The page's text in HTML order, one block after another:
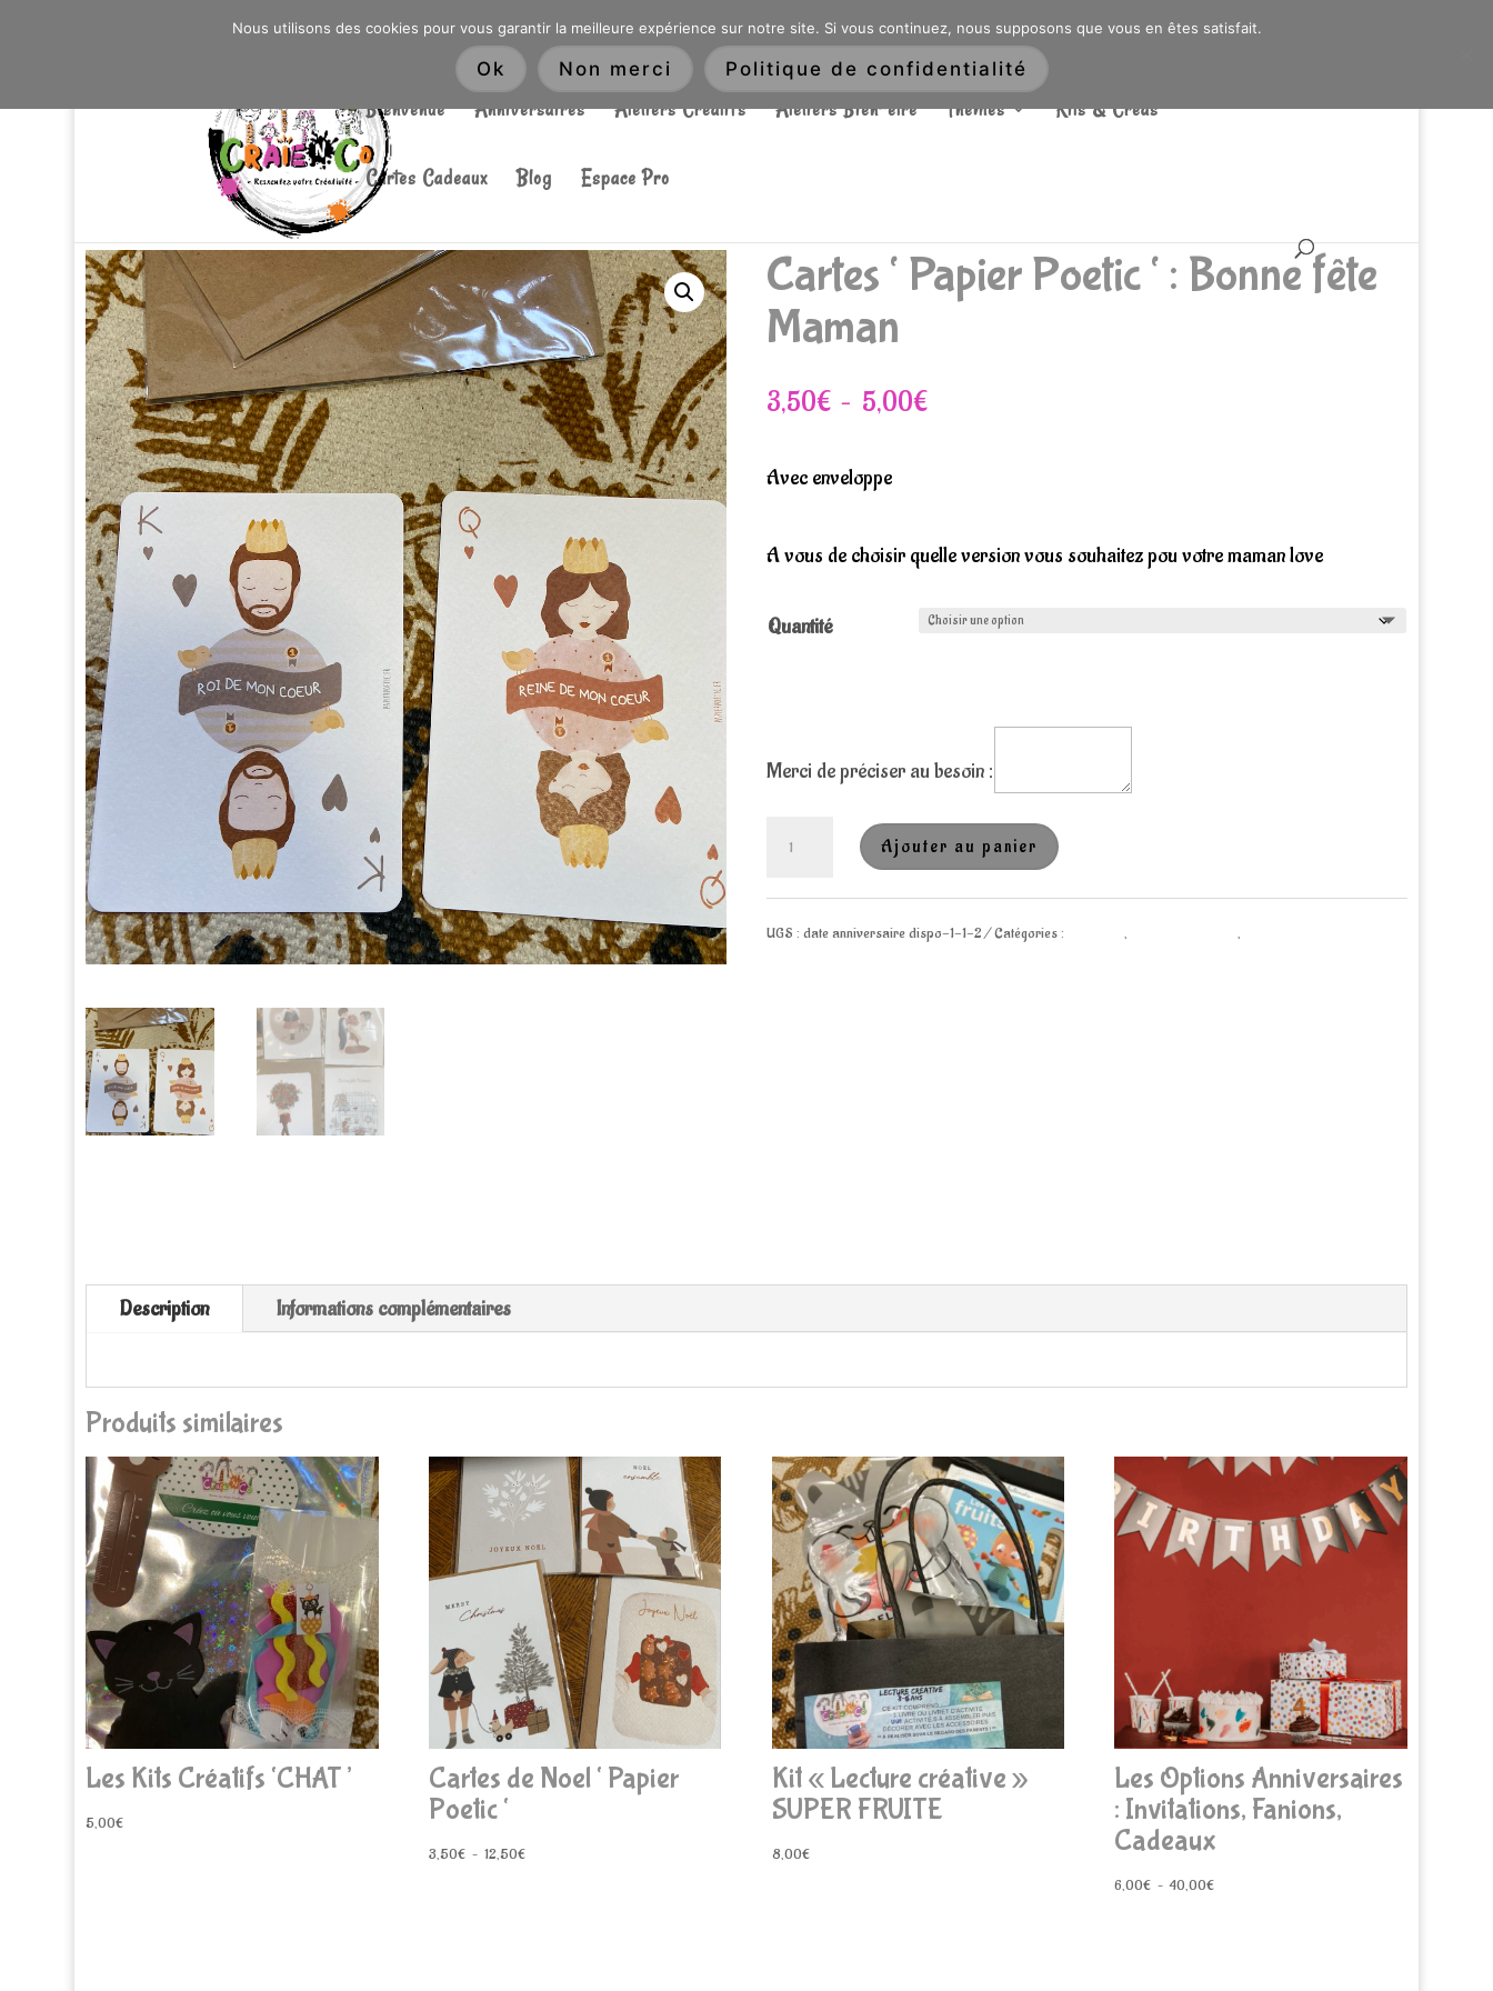
0603176412 - RDV CHEZ SO WATT À SAINT ANDRÉ OU DANS LA MÉTROPOLE LILLOISE CRAIENCO@GMAIL.COM
Bienvenue Anniversaires Ateliers Créatifs Ateliers Bien-être Thèmes Kits & Créas
Cartes Cadeaux Blog Espace Pro
Recherche
de
produits
Créations/ Cartes ‘ Papier Poetic ‘ : Bonne fête Maman
Cartes ‘ Papier Poetic ‘ : Bonne fête
Maman
3,50€ – 5,00€Plage
3,50€
à
Avec enveloppe
A vous de choisir quelle version vous souhaitez pou votre maman love
Quantité
Merci de préciser au besoin :
quantité
de
Bonne
Ajouter au panier
UGS : date anniversaire dispo-1-1-2 Catégories : , ,
Description Informations complémentaires
Produits similaires
Les Kits Créatifs ‘CHAT’
5,00€
Cartes de Noel ‘ Papier
Poetic ‘
3,50€ – 12,50€Plage
Kit « Lecture créative »
SUPER FRUITE
8,00€
Les Options Anniversaires
: Invitations, Fanions,
Cadeaux
6,00€ – 40,00€Plage
Nous utilisons des cookies pour vous garantir la meilleure expérience sur notre site. Si vous continuez, nous supposons que vous en êtes satisfait.
Ok Non merci Politique de confidentialité